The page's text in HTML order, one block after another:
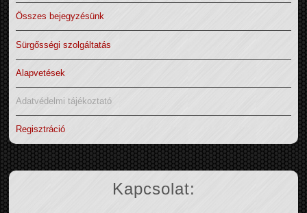
Összes bejegyzésünk
Sürgősségi szolgáltatás
Alapvetések
Adatvédelmi tájékoztató
Regisztráció
Kapcsolat: